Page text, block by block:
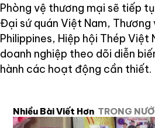
Phòng vệ thương mại sẽ tiếp
Đại sứ quán Việt Nam,
Philippines, Hiệp hội Thép Việt
doanh nghiệp theo dõi diễn
hành các hoạt động cần thiết.
Nhiều Bài Viết Hơn TRONG